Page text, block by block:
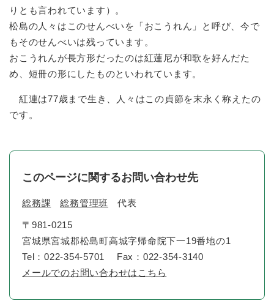
りとも言われています）。
松島の人々はこのせんべいを「おこうれん」と呼び、今で
もそのせんべいは残っています。
おこうれんが長方形だったのは紅蓮尼が和歌を好んだた
め、短冊の形にしたものといわれています。
紅連は77歳まで生き、人々はこの貞節を末永く称えたの
です。
このページに関するお問い合わせ先
総務課 総務管理班 代表
〒981-0215
宮城県宮城郡松島町高城字帰命院下一19番地の1
Tel：022-354-5701
Fax：022-354-3140
メールでのお問い合わせはこちら